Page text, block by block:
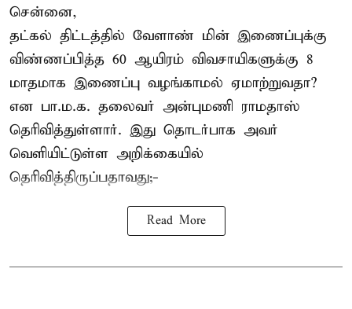
சென்னை,
தட்கல் திட்டத்தில் வேளாண் மின் இணைப்புக்கு
விண்ணப்பித்த 60 ஆயிரம் விவசாயிகளுக்கு 8
மாதமாக இணைப்பு வழங்காமல் ஏமாற்றுவதா?
என பா.ம.க. தலைவர் அன்புமணி ராமதாஸ்
தெரிவித்துள்ளார். இது தொடர்பாக அவர்
வெளியிட்டுள்ள அறிக்கையில்
தெரிவித்திருப்பதாவது;-
Read More